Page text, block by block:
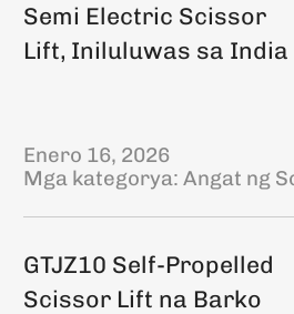
Semi Electric Scissor
Lift, Iniluluwas sa India
Enero 16, 2026
Mga kategorya:Angat ng
GTJZ10 Self-Propelled
Scissor Lift na Barko